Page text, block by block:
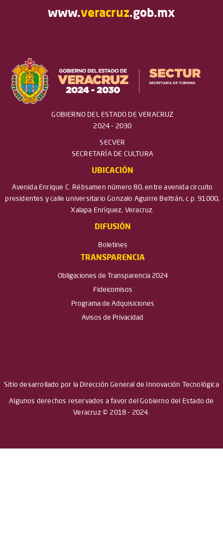
www.veracruz.gob.mx
GOBIERNO DEL ESTADO DE VERACRUZ
2024 - 2030
SECVER
SECRETARÍA DE CULTURA
UBICACIÓN
Avenida Enrique C. Rébsamen número 80, entre avenida circuito
presidentes y calle universitario Gonzalo Aguirre Beltrán, c.p. 91000,
Xalapa Enríquez, Veracruz.
DIFUSIÓN
Boletines
TRANSPARENCIA
Obligaciones de Transparencia 2024
Fideicomisos
Programa de Adquisiciones
Avisos de Privacidad
Sitio desarrollado por la Dirección General de Innovación Tecnológica
Algunos derechos reservados a favor del Gobierno del Estado de
Veracruz © 2018 - 2024.